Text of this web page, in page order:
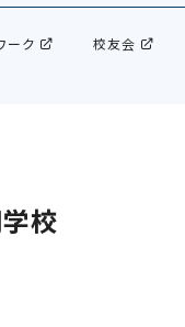
ーク 校友会
校